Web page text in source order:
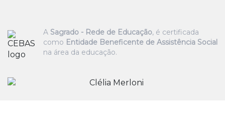
A Sagrado - Rede de Educação, é certificada
como Entidade Beneficente de Assistência Social
na área da educação.